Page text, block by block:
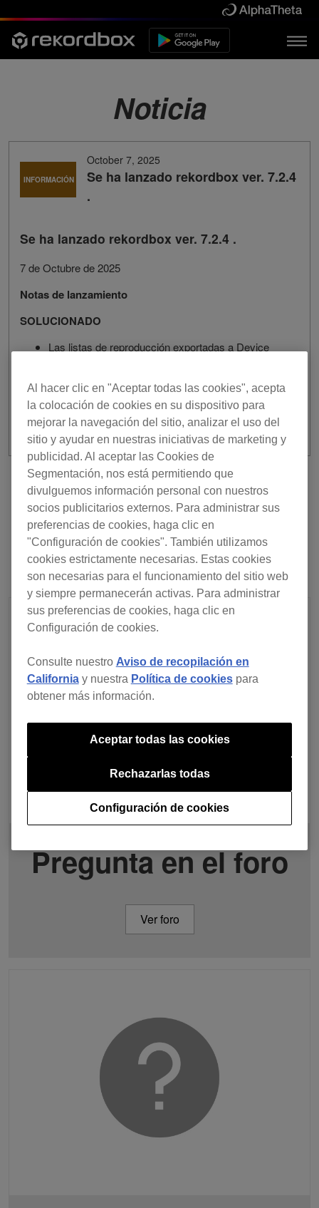
Noticia
INFORMACIÓN
October 7, 2025
Se ha lanzado rekordbox ver. 7.2.4
.
Se ha lanzado rekordbox ver. 7.2.4 .
7 de Octubre de 2025
Notas de lanzamiento
SOLUCIONADO
Las listas de reproducción exportadas a Device
Anterior
Volver a la lista
Siguiente
Pregunta en el foro
Ver foro
Al hacer clic en "Aceptar todas las cookies", acepta
la colocación de cookies en su dispositivo para
mejorar la navegación del sitio, analizar el uso del
sitio y ayudar en nuestras iniciativas de marketing y
publicidad. Al aceptar las Cookies de
Segmentación, nos está permitiendo que
divulguemos información personal con nuestros
socios publicitarios externos. Para administrar sus
preferencias de cookies, haga clic en
"Configuración de cookies". También utilizamos
cookies estrictamente necesarias. Estas cookies
son necesarias para el funcionamiento del sitio web
y siempre permanecerán activas. Para administrar
sus preferencias de cookies, haga clic en
Configuración de cookies.
Consulte nuestro Aviso de recopilación en
Californiay nuestra Política de cookiespara
obtener más información.
Configuración de cookies
Rechazarlas todas
Aceptar todas las cookies